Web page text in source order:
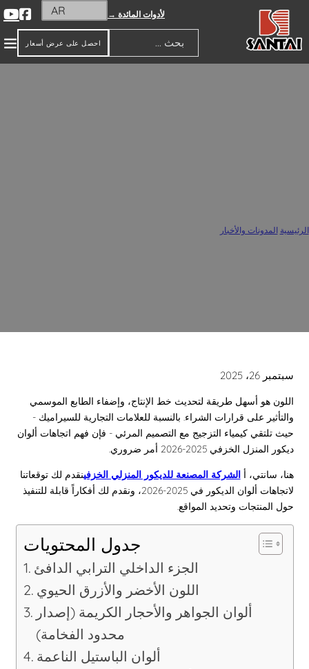
لأدوات المائدة →
بحث
احصل على عرض أسعار
الرئيسية المدونات والأخبار
سبتمبر 26، 2025
اللون هو أسهل طريقة لتحديث خط الإنتاج، وإضفاء الطابع الموسمي
والتأثير على قرارات الشراء. بالنسبة للعلامات التجارية للسيراميك -
حيث تلتقي كيمياء التزجيج مع التصميم المرئي - فإن فهم اتجاهات ألوان
ديكور المنزل الخزفي 2025-2026 أمر ضروري.
هنا، سانتي، أالشركة المصنعة للديكور المنزلي الخزفينقدم لك توقعاتنا
لاتجاهات ألوان الديكور في 2025-2026، ونقدم لك أفكاراً قابلة للتنفيذ
حول المنتجات وتحديد المواقع.
جدول المحتويات
الجزء الداخلي الترابي الدافئ
اللون الأخضر والأزرق الحيوي
ألوان الجواهر والأحجار الكريمة (إصدار
محدود الفخامة)
ألوان الباستيل الناعمة